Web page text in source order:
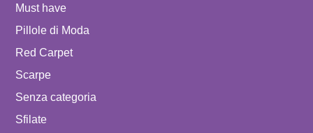
Must have
Pillole di Moda
Red Carpet
Scarpe
Senza categoria
Sfilate